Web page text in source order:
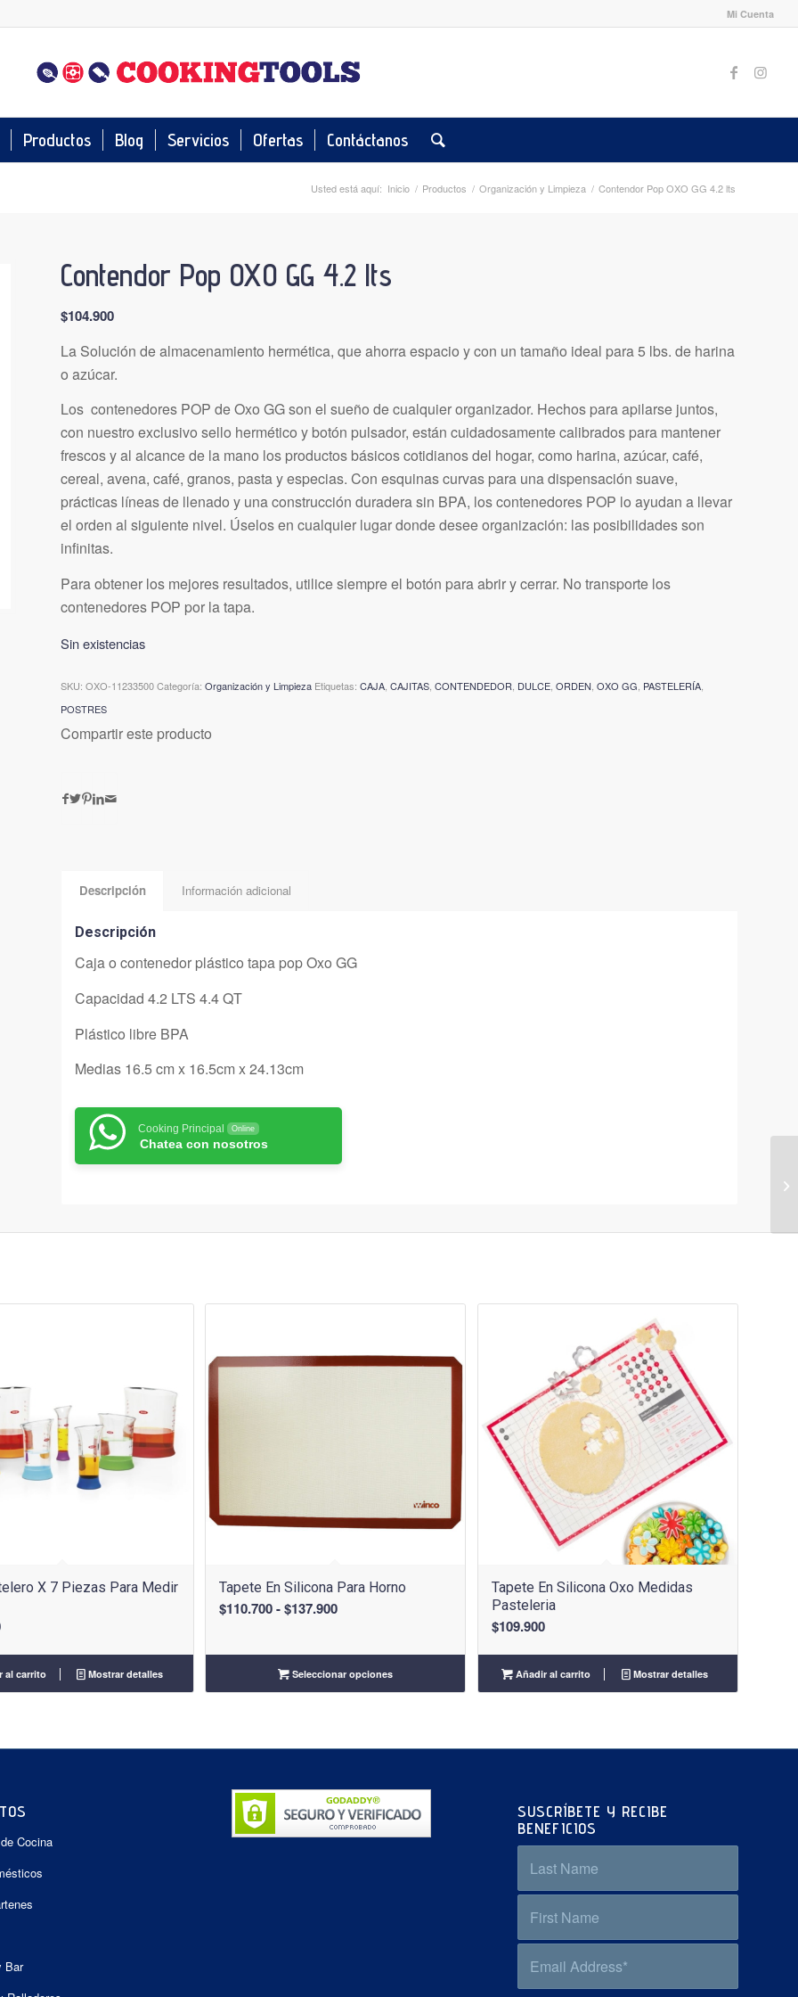
Mi Cuenta
Productos Blog Servicios Ofertas Contáctanos
Usted está aquí: Inicio / Productos / Organización y Limpieza / Contendor Pop OXO GG 4.2 lts
Contendor Pop OXO GG 4.2 lts
$104.900
La Solución de almacenamiento hermética, que ahorra espacio y con un tamaño ideal para 5 lbs. de harina
o azúcar.
Los contenedores POP de Oxo GG son el sueño de cualquier organizador. Hechos para apilarse juntos,
con nuestro exclusivo sello hermético y botón pulsador, están cuidadosamente calibrados para mantener
frescos y al alcance de la mano los productos básicos cotidianos del hogar, como harina, azúcar, café,
cereal, avena, café, granos, pasta y especias. Con esquinas curvas para una dispensación suave,
prácticas líneas de llenado y una construcción duradera sin BPA, los contenedores POP lo ayudan a llevar
el orden al siguiente nivel. Úselos en cualquier lugar donde desee organización: las posibilidades son
infinitas.
Para obtener los mejores resultados, utilice siempre el botón para abrir y cerrar. No transporte los
contenedores POP por la tapa.
Sin existencias
SKU:OXO-11233500 Categoría:Organización y Limpieza Etiquetas:CAJA ,CAJITAS ,CONTENDEDOR DULCE ,ORDEN ,OXO GG PASTELERÍA
POSTRES
Compartir este producto
Descripción Información adicional
Descripción
Caja o contenedor plástico tapa pop Oxo GG
Capacidad 4.2 LTS 4.4 QT
Plástico libre BPA
Medias 16.5 cm x 16.5cm x 24.13cm
Cooking Principal Online
Chatea con nosotros
X 7 Piezas Para Medir
al carrito Mostrar detalles
Tapete En Silicona Para Horno
$110.700-$137.900Rango
desde
$110.700
Seleccionar opciones
Tapete En Silicona Oxo Medidas
Pasteleria
$109.900
Añadir al carrito Mostrar detalles
Cocina
Bar
SUSCRÍBETE Y RECIBE
BENEFICIOS